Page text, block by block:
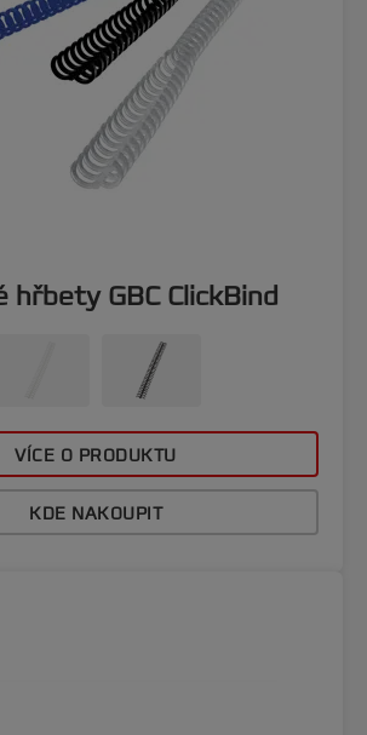
hřbety GBC ClickBind
VÍCE O PRODUKTU
KDE NAKOUPIT